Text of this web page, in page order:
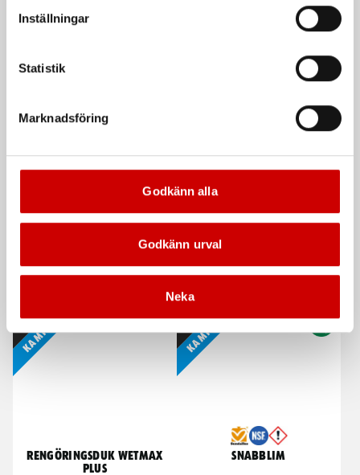
Inställningar
Statistik
Marknadsföring
Godkänn alla
Godkänn urval
Neka
kompaktlager 66/68 mm
De som köpte, köpte även
Kampanj
Kampanj
Rengöringsduk Wetmax
Plus
Kampanj
Snabblim